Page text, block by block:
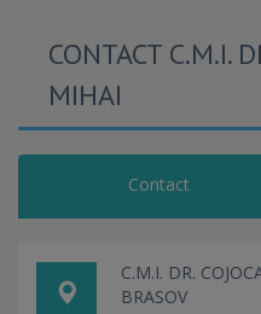
CONTACT C.M.I.
MIHAI
Contact
C.M.I. DR.
BRASOV